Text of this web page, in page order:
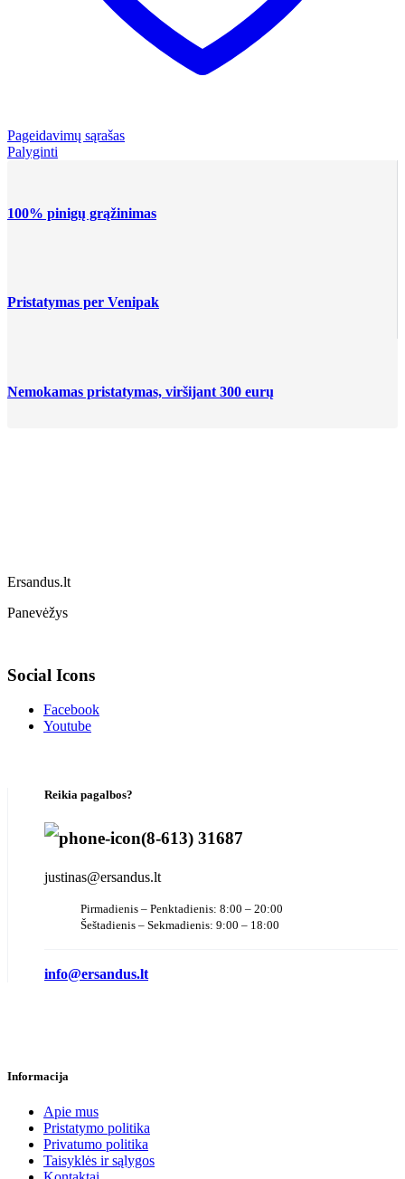
Pageidavimų sąrašas
Palyginti
100% pinigų grąžinimas
Pristatymas per Venipak
Nemokamas pristatymas, viršijant 300 eurų
Ersandus.lt
Panevėžys
Social Icons
Facebook
Youtube
Reikia pagalbos?
(8-613) 31687
justinas@ersandus.lt
Pirmadienis – Penktadienis: 8:00 – 20:00
Šeštadienis – Sekmadienis: 9:00 – 18:00
info@ersandus.lt
Informacija
Apie mus
Pristatymo politika
Privatumo politika
Taisyklės ir sąlygos